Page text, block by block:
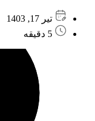
تیر 17, 1403
5 دقیقه